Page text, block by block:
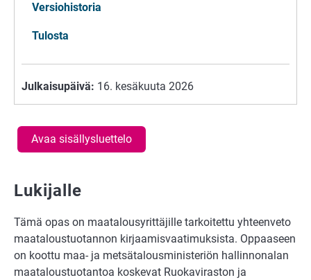
Versiohistoria
Tulosta
Julkaisupäivä: 16. kesäkuuta 2026
Avaa sisällysluettelo
Lukijalle
Tämä opas on maatalousyrittäjille tarkoitettu yhteenveto
maataloustuotannon kirjaamisvaatimuksista. Oppaaseen
on koottu maa- ja metsätalousministeriön hallinnonalan
maataloustuotantoa koskevat Ruokaviraston ja